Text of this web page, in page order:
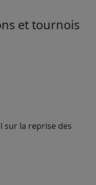
et tournois
sur la reprise des